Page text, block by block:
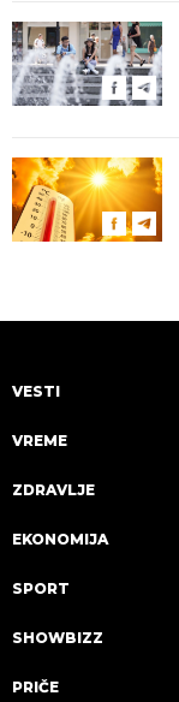
VESTI
VREME
ZDRAVLJE
EKONOMIJA
SPORT
SHOWBIZZ
PRIČE